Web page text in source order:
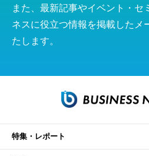
また、最新記事やイベント・セ
ネスに役立つ情報を掲載したメ
たします。
特集・レポート